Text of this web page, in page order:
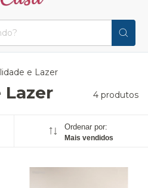
e Lazer
Lazer 4 produtos
Ordenar por:
Mais vendidos